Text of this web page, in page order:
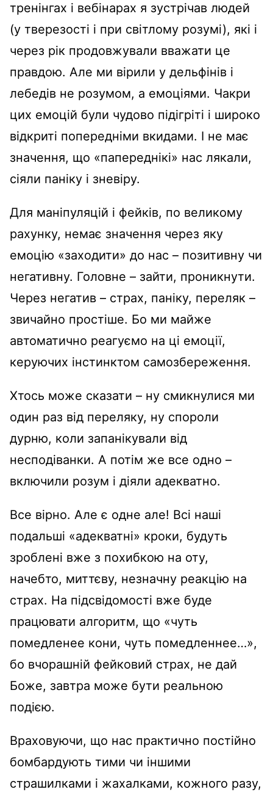
тренінгах і вебінарах я зустрічав людей
(у тверезості і при світлому розумі), які і
через рік продовжували вважати це
правдою. Але ми вірили у дельфінів і
лебедів не розумом, а емоціями. Чакри
цих емоцій були чудово підігріті і широко
відкриті попередніми вкидами. І не має
значення, що «папереднікі» нас лякали,
сіяли паніку і зневіру.
Для маніпуляцій і фейків, по великому
рахунку, немає значення через яку
емоцію «заходити» до нас – позитивну чи
негативну. Головне – зайти, проникнути.
Через негатив – страх, паніку, переляк –
звичайно простіше. Бо ми майже
автоматично реагуємо на ці емоції,
керуючих інстинктом самозбереження.
Хтось може сказати – ну смикнулися ми
один раз від переляку, ну спороли
дурню, коли запанікували від
несподіванки. А потім же все одно –
включили розум і діяли адекватно.
Все вірно. Але є одне але! Всі наші
подальші «адекватні» кроки, будуть
зроблені вже з похибкою на оту,
начебто, миттєву, незначну реакцію на
страх. На підсвідомості вже буде
працювати алгоритм, що «чуть
помедленее кони, чуть помедленнее…»,
бо вчорашній фейковий страх, не дай
Боже, завтра може бути реальною
подією.
Враховуючи, що нас практично постійно
бомбардують тими чи іншими
страшилками і жахалками, кожного разу,